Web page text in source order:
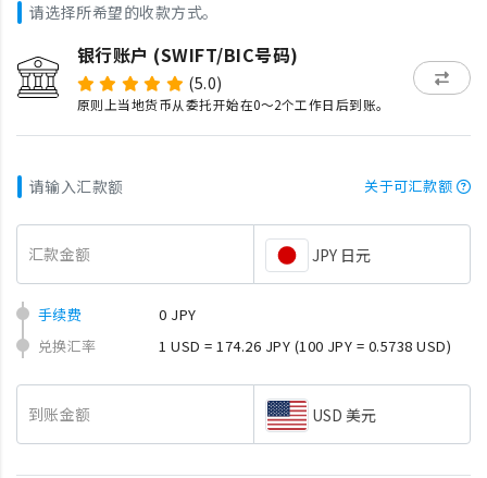
请选择所希望的收款方式。
银行账户 (SWIFT/BIC号码)
(5.0)
原则上当地货币从委托开始在0～2个工作日后到账。
请输入汇款额 关于可汇款额
汇款金额 JPY 日元
手续费
0 JPY
兑换汇率
1 USD = 174.26 JPY (100 JPY = 0.5738 USD)
到账金额 USD 美元